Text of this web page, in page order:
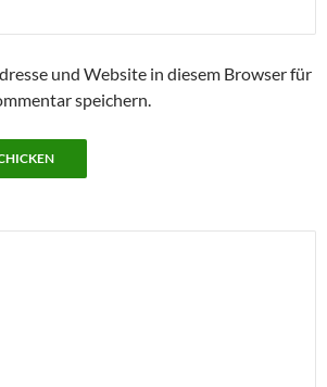
und Website in diesem Browser für
speichern.